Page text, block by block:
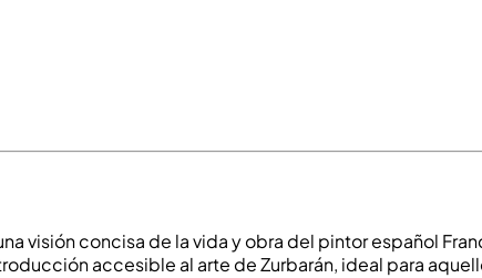
visión concisa de la vida y obra del pintor español
accesible al arte de Zurbarán, ideal para